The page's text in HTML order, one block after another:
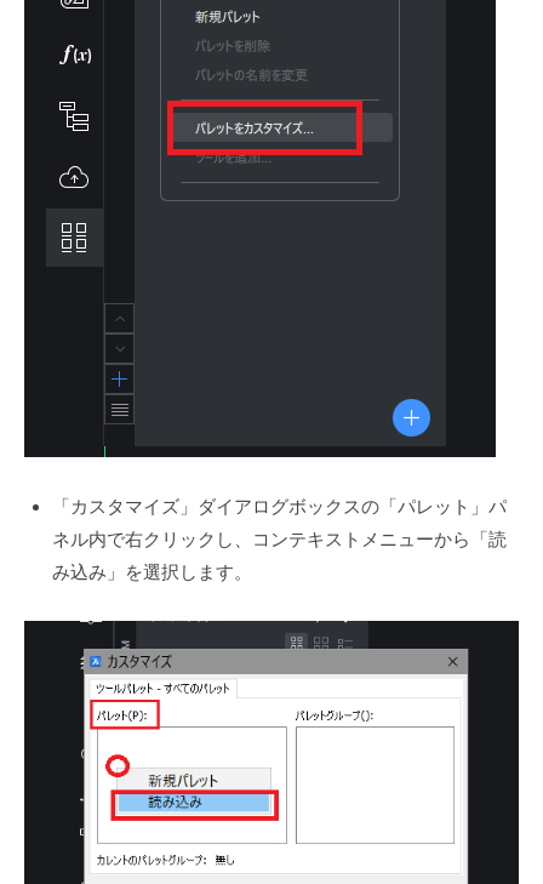
「カスタマイズ」ダイアログボックスの「パレット」パ
ネル内で右クリックし、コンテキストメニューから「読
み込み」を選択します。